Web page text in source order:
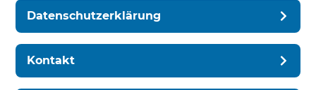
Datenschutzerklärung
Kontakt